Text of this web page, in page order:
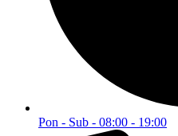
Pon - Sub - 08:00 - 19:00